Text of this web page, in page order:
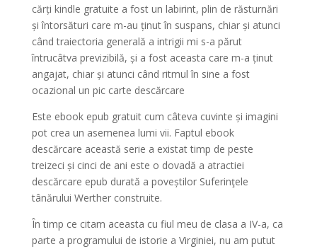
cărți kindle gratuite a fost un labirint, plin de răsturnări
și întorsături care m-au ținut în suspans, chiar și atunci
când traiectoria generală a intrigii mi s-a părut
întrucâtva previzibilă, și a fost aceasta care m-a ținut
angajat, chiar și atunci când ritmul în sine a fost
ocazional un pic carte descărcare
Este ebook epub gratuit cum câteva cuvinte și imagini
pot crea un asemenea lumi vii. Faptul ebook
descărcare această serie a existat timp de peste
treizeci și cinci de ani este o dovadă a atractiei
descărcare epub durată a poveștilor Suferinţele
tânărului Werther construite.
În timp ce citam aceasta cu fiul meu de clasa a IV-a, ca
parte a programului de istorie a Virginiei, nu am putut